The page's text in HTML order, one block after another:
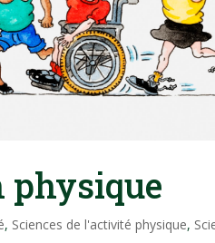
physique
, Sciences de l'activité physique,